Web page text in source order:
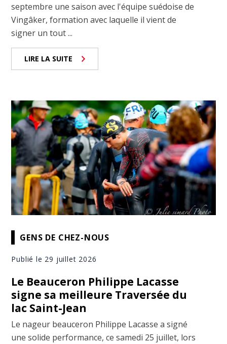
septembre une saison avec l'équipe suédoise de
Vingâker, formation avec laquelle il vient de
signer un tout ...
LIRE LA SUITE
GENS DE CHEZ-NOUS
Publié le 29 juillet 2026
Le Beauceron Philippe Lacasse
signe sa meilleure Traversée du
lac Saint-Jean
Le nageur beauceron Philippe Lacasse a signé
une solide performance, ce samedi 25 juillet, lors